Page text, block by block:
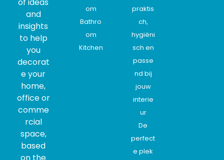
and
insights
to help
you
decorat
e your
home,
office or
comme
rcial
space,
based
om
Bathro
om
Kitchen
praktis
ch,
hygiëni
sch en
passe
nd bij
jouw
interie
ur
De
perfect
e plek